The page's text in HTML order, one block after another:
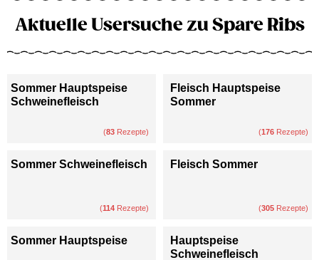
Aktuelle Usersuche zu Spare Ribs
Sommer Hauptspeise
Schweinefleisch
(83 Rezepte)
Fleisch Hauptspeise
Sommer
(176 Rezepte)
Sommer Schweinefleisch
(114 Rezepte)
Fleisch Sommer
(305 Rezepte)
Sommer Hauptspeise
Hauptspeise
Schweinefleisch